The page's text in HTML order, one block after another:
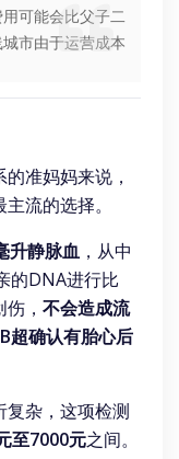
可能会比父子二
市由于运营成本
准妈妈来说，
流的选择。
升静脉血 ，从中
的DNA进行比
， 不会造成流
超确认有胎心后
复杂，这项检测
至7000元之间。